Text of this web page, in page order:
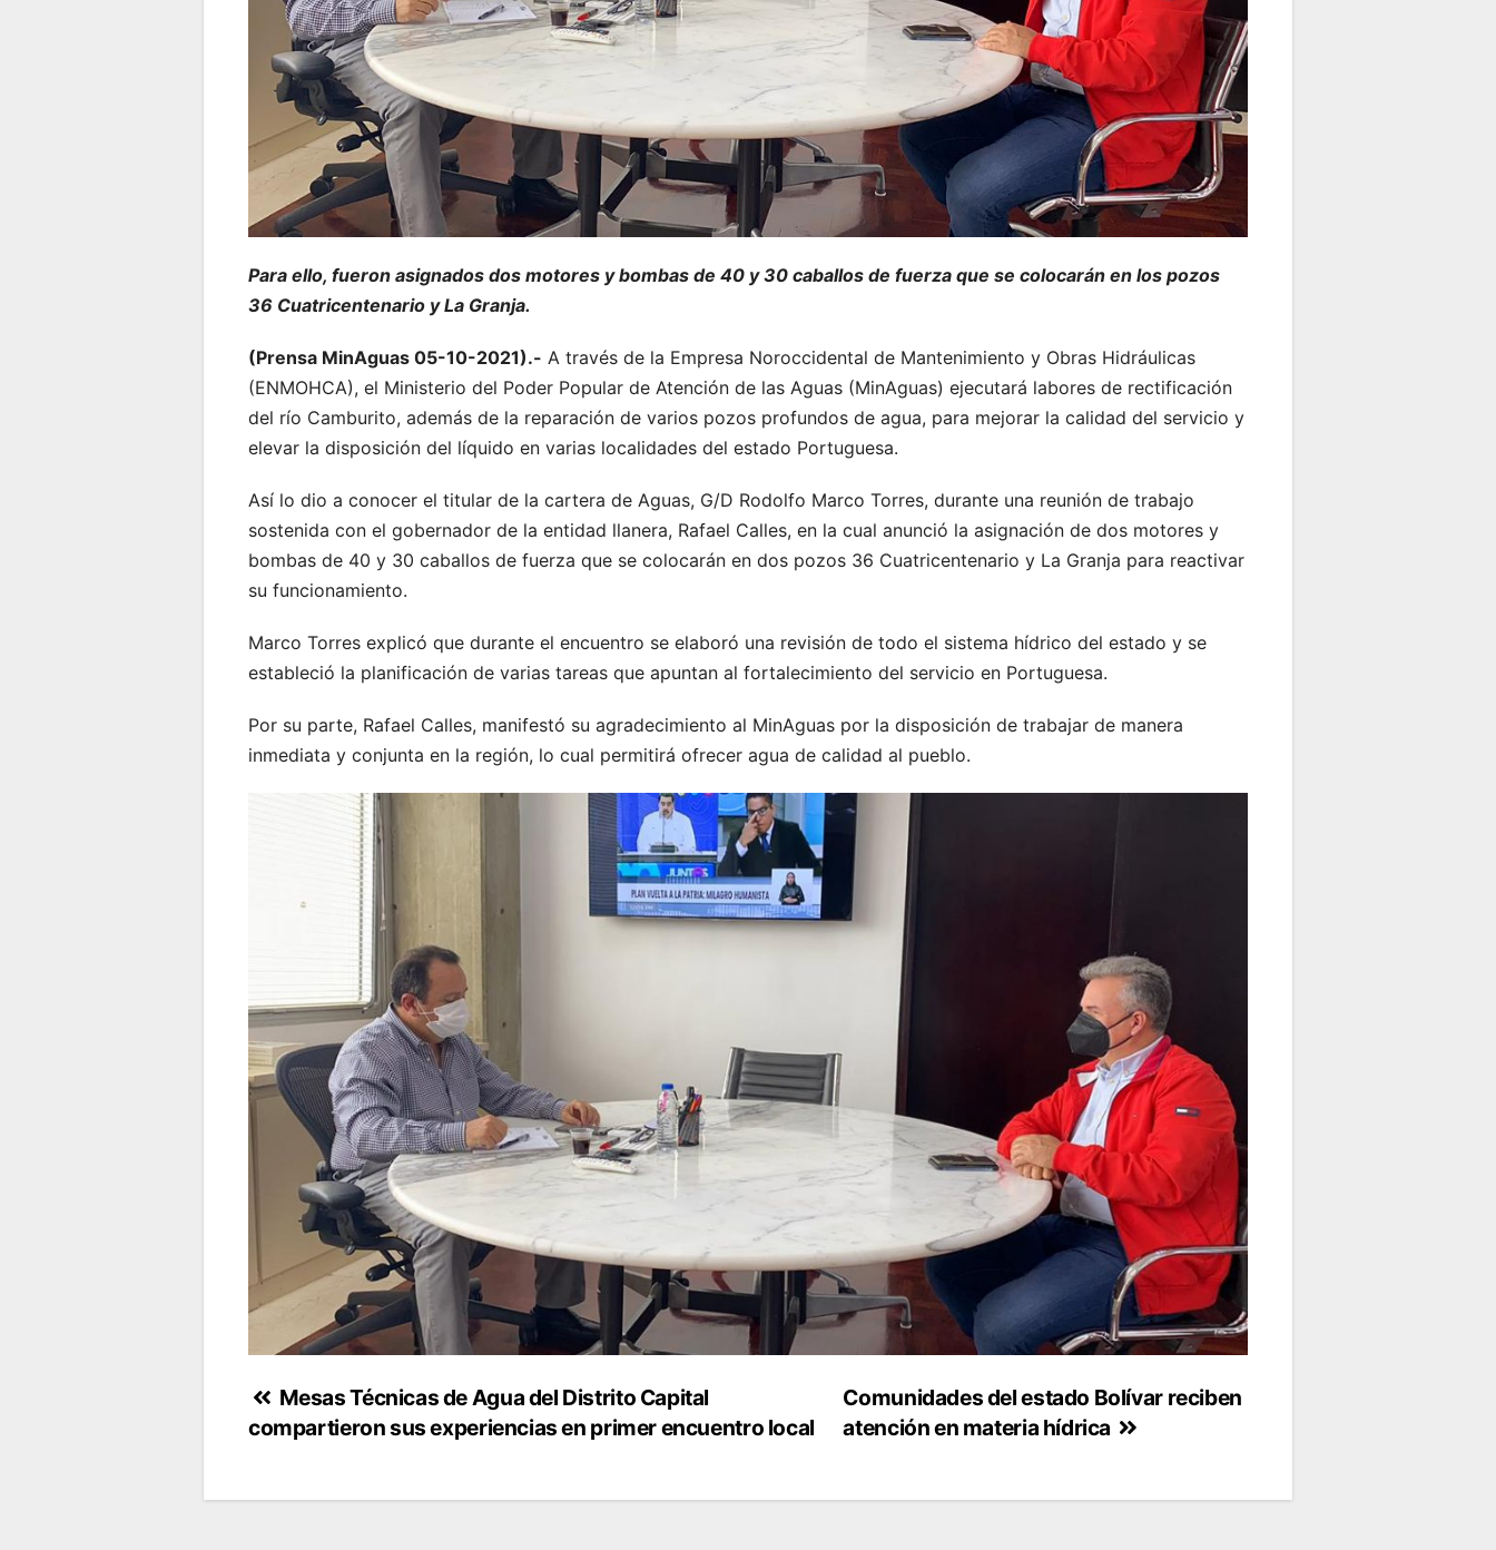
Para ello, fueron asignados dos motores y bombas de 40 y 30 caballos de fuerza que se colocarán en los pozos
36 Cuatricentenario y La Granja.
(Prensa MinAguas 05-10-2021).- A través de la Empresa Noroccidental de Mantenimiento y Obras Hidráulicas
(ENMOHCA), el Ministerio del Poder Popular de Atención de las Aguas (MinAguas) ejecutará labores de rectificación
del río Camburito, además de la reparación de varios pozos profundos de agua, para mejorar la calidad del servicio y
elevar la disposición del líquido en varias localidades del estado Portuguesa.
Así lo dio a conocer el titular de la cartera de Aguas, G/D Rodolfo Marco Torres, durante una reunión de trabajo
sostenida con el gobernador de la entidad llanera, Rafael Calles, en la cual anunció la asignación de dos motores y
bombas de 40 y 30 caballos de fuerza que se colocarán en dos pozos 36 Cuatricentenario y La Granja para reactivar
su funcionamiento.
Marco Torres explicó que durante el encuentro se elaboró una revisión de todo el sistema hídrico del estado y se
estableció la planificación de varias tareas que apuntan al fortalecimiento del servicio en Portuguesa.
Por su parte, Rafael Calles, manifestó su agradecimiento al MinAguas por la disposición de trabajar de manera
inmediata y conjunta en la región, lo cual permitirá ofrecer agua de calidad al pueblo.
Navegación
de
Comunidades del estado Bolívar reciben
atención en materia hídrica
Mesas Técnicas de Agua del Distrito Capital
compartieron sus experiencias en primer encuentro local